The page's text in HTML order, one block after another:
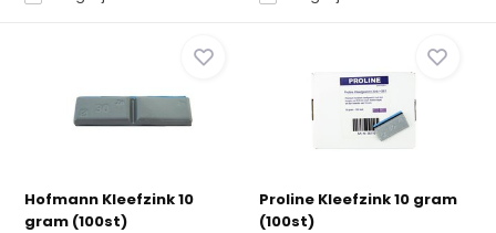
Hofmann Kleefzink 10
gram (100st)
Proline Kleefzink 10 gram
(100st)